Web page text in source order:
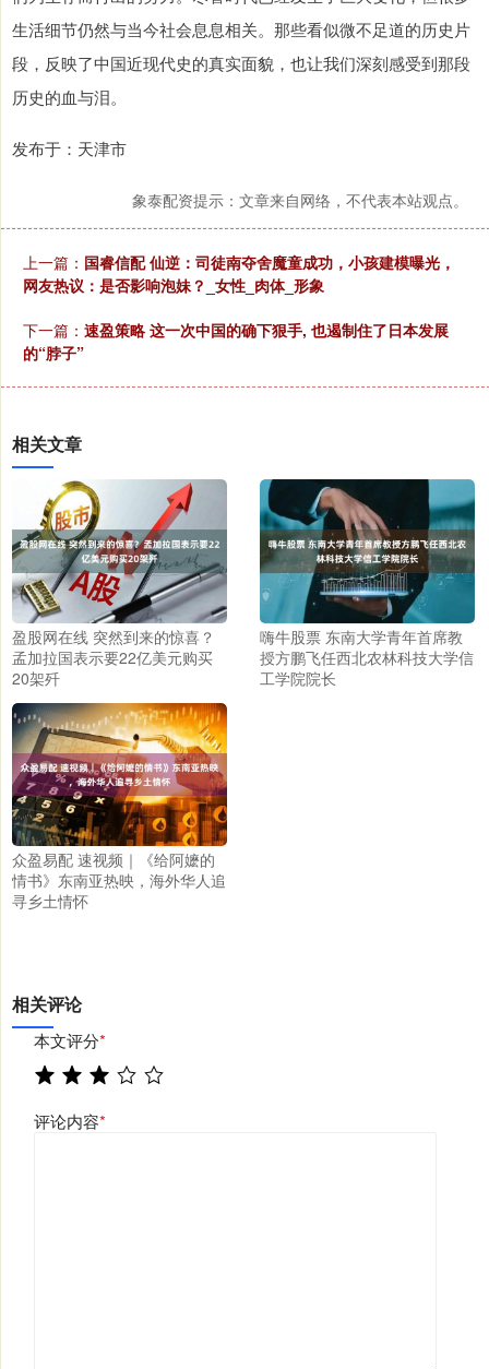
生活细节仍然与当今社会息息相关。那些看似微不足道的历史片
段，反映了中国近现代史的真实面貌，也让我们深刻感受到那段
历史的血与泪。
发布于：天津市
象泰配资提示：文章来自网络，不代表本站观点。
上一篇： 国睿信配 仙逆：司徒南夺舍魔童成功，小孩建模曝光，
网友热议：是否影响泡妹？_女性_肉体_形象
下一篇： 速盈策略 这一次中国的确下狠手, 也遏制住了日本发展
的“脖子”
相关文章
盈股网在线 突然到来的惊喜？
孟加拉国表示要22亿美元购买
20架歼
嗨牛股票 东南大学青年首席教
授方鹏飞任西北农林科技大学信
工学院院长
众盈易配 速视频｜《给阿嬷的
情书》东南亚热映，海外华人追
寻乡土情怀
相关评论
本文评分*
评论内容*